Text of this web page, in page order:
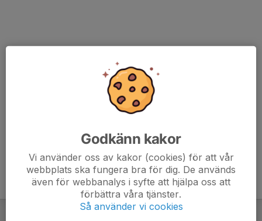
Godkänn kakor
Vi använder oss av kakor (cookies) för att vår
webbplats ska fungera bra för dig. De används
även för webbanalys i syfte att hjälpa oss att
förbättra våra tjänster.
Så använder vi cookies